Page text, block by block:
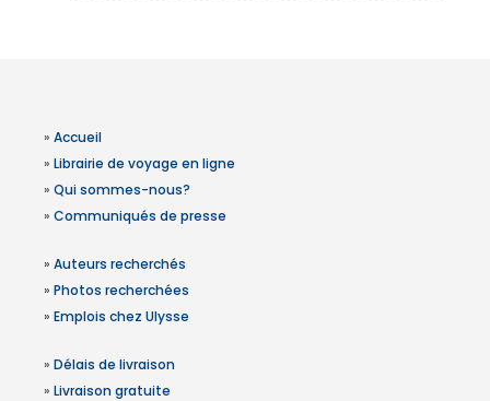
» Accueil
» Librairie de voyage en ligne
» Qui sommes-nous?
» Communiqués de presse
» Auteurs recherchés
» Photos recherchées
» Emplois chez Ulysse
» Délais de livraison
» Livraison gratuite